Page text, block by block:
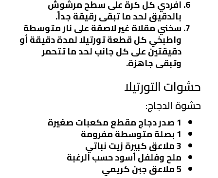
افردي كل كرة على سطح مرشوش
بالدقيق لحد ما تبقى رقيقة جداً.
سخني مقلاة غير لاصقة على نار متوسطة
واطبخي كل قطعة تورتيلا لمدة دقيقة أو
دقيقتين على كل جانب لحد ما تتحمر
وتبقى جاهزة.
حشوات التورتيلا
حشوة الدجاج:
1 صدر دجاج مقطع مكعبات صغيرة
1 بصلة متوسطة مفرومة
3 ملاعق كبيرة زيت نباتي
ملح وفلفل أسود حسب الرغبة
5 ملاعق جبن كريمي